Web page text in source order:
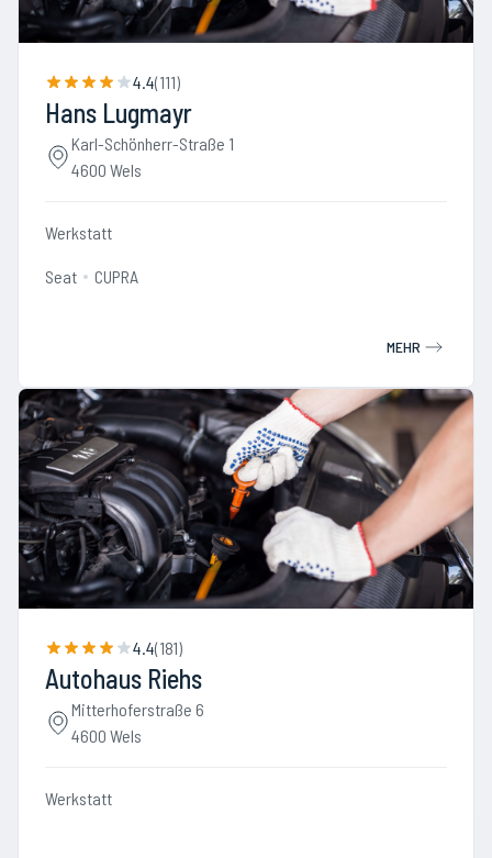
4.4(111)
Hans Lugmayr
Karl-Schönherr-Straße 1
4600 Wels
Werkstatt
Seat CUPRA
MEHR
4.4(181)
Autohaus Riehs
Mitterhoferstraße 6
4600 Wels
Werkstatt